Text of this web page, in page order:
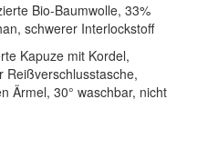
Bio-Baumwolle, 33%
schwerer Interlockstoff
Kapuze mit Kordel,
Reißverschlusstasche,
Ärmel, 30° waschbar, nicht